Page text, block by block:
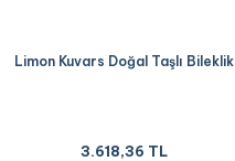
Limon Kuvars Doğal Taşlı Bileklik
3.618,36 TL